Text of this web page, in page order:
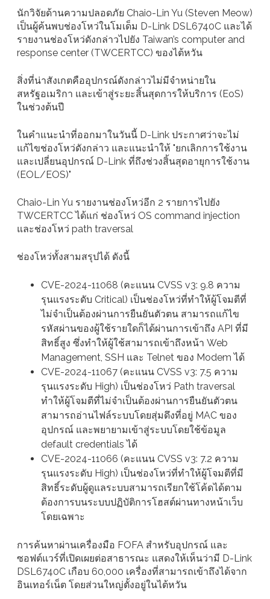
นักวิจัยด้านความปลอดภัย Chaio-Lin Yu (Steven Meow)
เป็นผู้ค้นพบช่องโหว่ในโมเด็ม D-Link DSL6740C และได้
รายงานช่องโหว่ดังกล่าวไปยัง Taiwan’s computer and
response center (TWCERTCC) ของไต้หวัน
สิ่งที่น่าสังเกตคืออุปกรณ์ดังกล่าวไม่มีจำหน่ายใน
สหรัฐอเมริกา และเข้าสู่ระยะสิ้นสุดการให้บริการ (EoS)
ในช่วงต้นปี
ในคำแนะนำที่ออกมาในวันนี้ D-Link ประกาศว่าจะไม่
แก้ไขช่องโหว่ดังกล่าว และแนะนำให้ "ยกเลิกการใช้งาน
และเปลี่ยนอุปกรณ์ D-Link ที่ถึงช่วงสิ้นสุดอายุการใช้งาน
(EOL/EOS)"
Chaio-Lin Yu รายงานช่องโหว่อีก 2 รายการไปยัง
TWCERTCC ได้แก่ ช่องโหว่ OS command injection
และช่องโหว่ path traversal
ช่องโหว่ทั้งสามสรุปได้ ดังนี้
CVE-2024-11068 (คะแนน CVSS v3: 9.8 ความ
รุนแรงระดับ Critical) เป็นช่องโหว่ที่ทำให้ผู้โจมตีที่
ไม่จำเป็นต้องผ่านการยืนยันตัวตน สามารถแก้ไข
รหัสผ่านของผู้ใช้รายใดก็ได้ผ่านการเข้าถึง API ที่มี
สิทธิ์สูง ซึ่งทำให้ผู้ใช้สามารถเข้าถึงหน้า Web
Management, SSH และ Telnet ของ Modem ได้
CVE-2024-11067 (คะแนน CVSS v3: 7.5 ความ
รุนแรงระดับ High) เป็นช่องโหว่ Path traversal
ทำให้ผู้โจมตีที่ไม่จำเป็นต้องผ่านการยืนยันตัวตน
สามารถอ่านไฟล์ระบบโดยสุ่มดึงที่อยู่ MAC ของ
อุปกรณ์ และพยายามเข้าสู่ระบบโดยใช้ข้อมูล
default credentials ได้
CVE-2024-11066 (คะแนน CVSS v3: 7.2 ความ
รุนแรงระดับ High) เป็นช่องโหว่ที่ทำให้ผู้โจมตีที่มี
สิทธิ์ระดับผู้ดูแลระบบสามารถเรียกใช้โค้ดได้ตาม
ต้องการบนระบบปฏิบัติการโฮสต์ผ่านทางหน้าเว็บ
โดยเฉพาะ
การค้นหาผ่านเครื่องมือ FOFA สำหรับอุปกรณ์ และ
ซอฟต์แวร์ที่เปิดเผยต่อสาธารณะ แสดงให้เห็นว่ามี D-Link
DSL6740C เกือบ 60,000 เครื่องที่สามารถเข้าถึงได้จาก
อินเทอร์เน็ต โดยส่วนใหญ่ตั้งอยู่ในไต้หวัน